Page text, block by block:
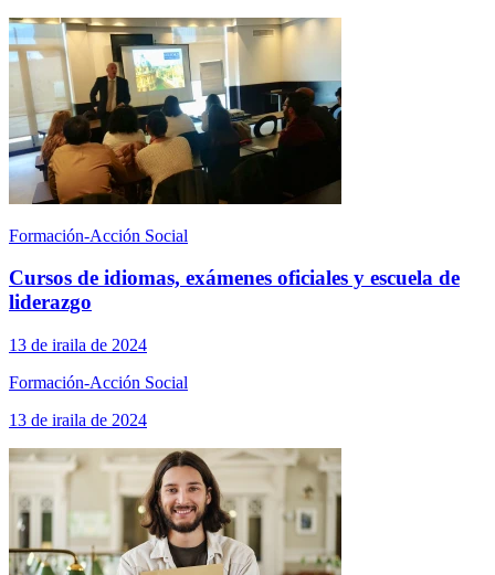
Formación-Acción Social
Cursos de idiomas, exámenes oficiales y escuela de
liderazgo
13 de iraila de 2024
Formación-Acción Social
13 de iraila de 2024